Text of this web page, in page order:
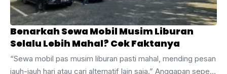
Benarkah Sewa Mobil Musim Liburan
Selalu Lebih Mahal? Cek Faktanya
“Sewa mobil pas musim liburan pasti mahal, mending pesan
jauh-jauh hari atau cari alternatif lain saja.” Anggapan seperti